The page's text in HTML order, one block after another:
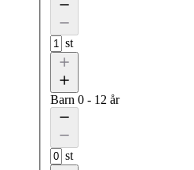
st
Barn 0 - 12 år
st